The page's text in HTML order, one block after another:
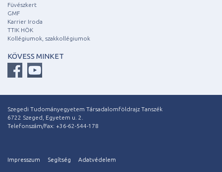
Füvészkert
GMF
Karrier Iroda
TTIK HÖK
Kollégiumok, szakkollégiumok
KÖVESS MINKET
Szegedi Tudományegyetem Társadalomföldrajz Tanszék
6722 Szeged, Egyetem u. 2.
Telefonszám/Fax: +36-62-544-178
Impresszum Segítség Adatvédelem